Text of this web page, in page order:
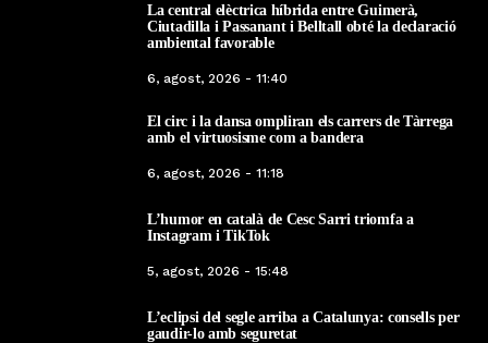
La central elèctrica híbrida entre Guimerà,
Ciutadilla i Passanant i Belltall obté la declaració
ambiental favorable
6, agost, 2026 - 11:40
El circ i la dansa ompliran els carrers de Tàrrega
amb el virtuosisme com a bandera
6, agost, 2026 - 11:18
L’humor en català de Cesc Sarri triomfa a
Instagram i TikTok
5, agost, 2026 - 15:48
L’eclipsi del segle arriba a Catalunya: consells per
gaudir-lo amb seguretat